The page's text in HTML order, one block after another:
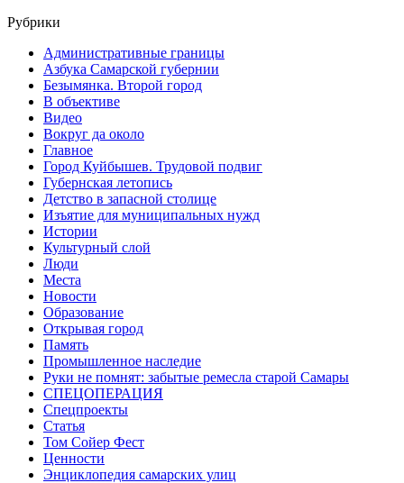
Рубрики
Административные границы
Азбука Самарской губернии
Безымянка. Второй город
В объективе
Видео
Вокруг да около
Главное
Город Куйбышев. Трудовой подвиг
Губернская летопись
Детство в запасной столице
Изъятие для муниципальных нужд
Истории
Культурный слой
Люди
Места
Новости
Образование
Открывая город
Память
Промышленное наследие
Руки не помнят: забытые ремесла старой Самары
СПЕЦОПЕРАЦИЯ
Спецпроекты
Статья
Том Сойер Фест
Ценности
Энциклопедия самарских улиц